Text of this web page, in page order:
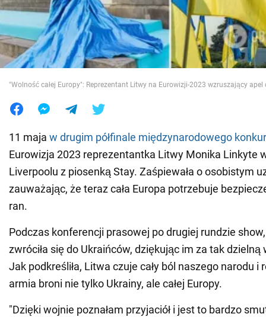
Wojna na Ukrainie
Świat
Jedzenie
"Wolność całej Europy": Reprezentant Litwy na Eurowizji-2023 wzruszający
11 maja w drugim półfinale międzynarodowego
Eurowizja 2023 reprezentantka Litwy Monika Linkyte
Liverpoolu z piosenką Stay. Zaśpiewała o osobistym
zauważając, że teraz cała Europa potrzebuje
ran.
Podczas konferencji prasowej po drugiej rundzie
zwróciła się do Ukraińców, dziękując im za tak
Jak podkreśliła, Litwa czuje cały ból naszego narodu i
armia broni nie tylko Ukrainy, ale całej Europy.
"Dzięki wojnie poznałam przyjaciół i jest to bardzo